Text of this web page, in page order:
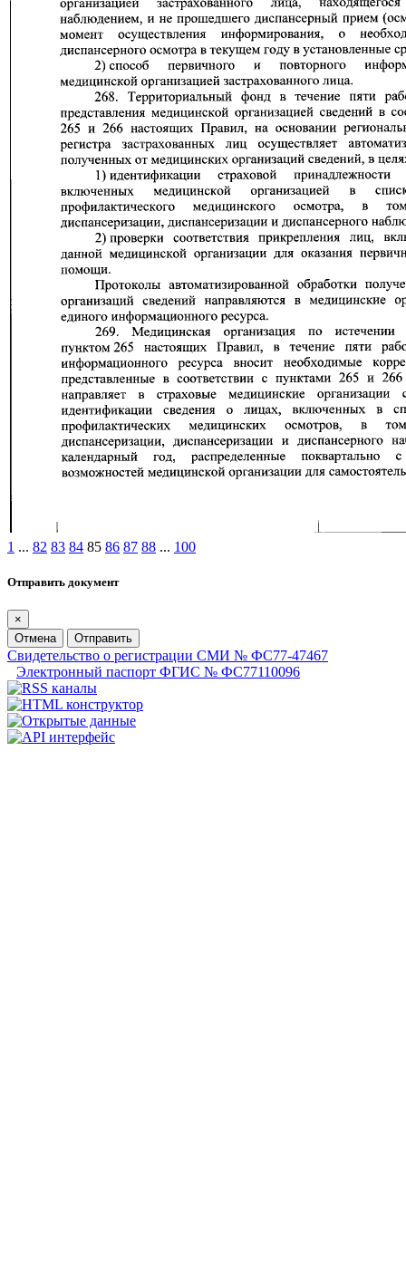
1 ... 82 83 84 85 86 87 88 ... 100
Отправить документ
×
Отмена
Отправить
Свидетельство о регистрации СМИ № ФС77-47467
Электронный паспорт ФГИС № ФС77110096